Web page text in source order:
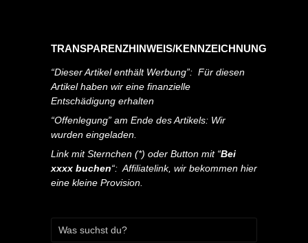
TRANSPARENZHINWEIS/KENNZEICHNUNG
“Dieser Artikel enthält Werbung”: Für diesen
Artikel haben wir eine finanzielle
Entschädigung erhalten
“Offenlegung” am Ende des Artikels: Wir
wurden eingeladen.
Link mit Sternchen (*) oder Button mit “Bei
xxxx buchen“: Affiliatelink, wir bekommen hier
eine kleine Provision.